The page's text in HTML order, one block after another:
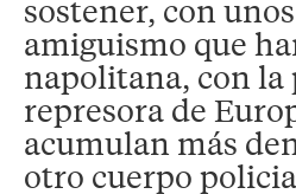
sostener, con
amiguismo que
napolitana, con
represora de
acumulan más
otro cuerpo